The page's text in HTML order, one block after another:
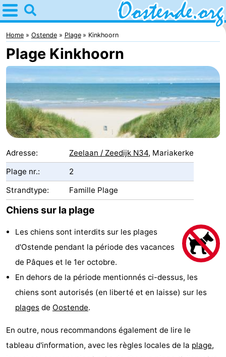
Home
Ostende
Astuces
Avec
les
enfants
Passer
la
Appartements
Chambre
d'hôtes
Chaumières
-
Breeduyn
Village
Hippodroom
Hôtels
Last
minutes
Plages
Voir
et
Lieux
Home Ostende Plage Kinkhoorn
Plage Kinkhoorn
Adresse: Zeelaan / Zeedijk N34, Mariakerke
Plage nr.:
2
Strandtype:
Famille Plage
Chiens sur la plage
Les chiens sont interdits sur les plages
d'Ostende pendant la période des vacances
de Pâques et le 1er octobre.
En dehors de la période mentionnés ci-dessus, les
chiens sont autorisés (en liberté et en laisse) sur les
plages de Oostende.
En outre, nous recommandons également de lire le
tableau d'information, avec les règles locales de la plage,